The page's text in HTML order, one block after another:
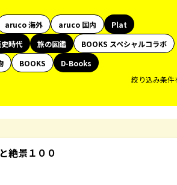
aruco 海外 aruco 国内
Plat
時代 旅の図鑑
BOOKS スペシャルコラボ
BOOKS
D-Books
絞り込み条件
絶景１００